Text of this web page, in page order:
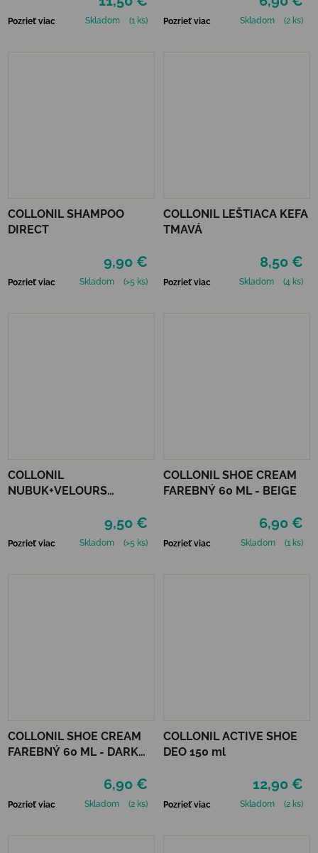
Pozrieť viac Skladom (1 ks) Pozrieť viac Skladom (2 ks)
COLLONIL SHAMPOO
DIRECT
9,90 €
Pozrieť viac Skladom (>5 ks)
COLLONIL LEŠTIACA KEFA
TMAVÁ
8,50 €
Pozrieť viac Skladom (4 ks)
COLLONIL
NUBUK+VELOURS
9,50 €
Pozrieť viac Skladom (>5 ks)
COLLONIL SHOE CREAM
FAREBNÝ 60 ML - BEIGE
6,90 €
Pozrieť viac Skladom (1 ks)
COLLONIL SHOE CREAM
FAREBNÝ 60 ML - DARK
6,90 €
Pozrieť viac Skladom (2 ks)
COLLONIL ACTIVE SHOE
DEO 150 ml
12,90 €
Pozrieť viac Skladom (2 ks)